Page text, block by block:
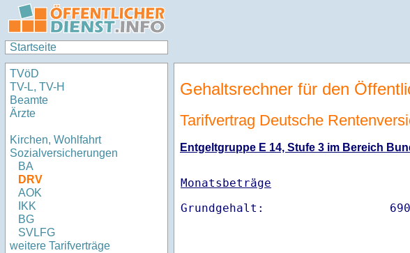
Startseite
TVöD
TV-L, TV-H
Beamte
Ärzte
Kirchen, Wohlfahrt
Sozialversicherungen
BA
DRV
AOK
IKK
BG
SVLFG
weitere Tarifverträge
Gehaltsrechner für den
Tarifvertrag Deutsche
Entgeltgruppe E 14, Stufe 3 im Bereich
Monatsbeträge